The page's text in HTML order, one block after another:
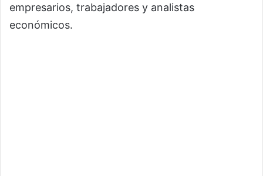
empresarios, trabajadores y analistas
económicos.